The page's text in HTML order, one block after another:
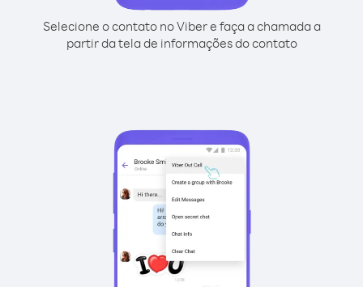
Selecione o contato no Viber e faça a chamada a
partir da tela de informações do contato